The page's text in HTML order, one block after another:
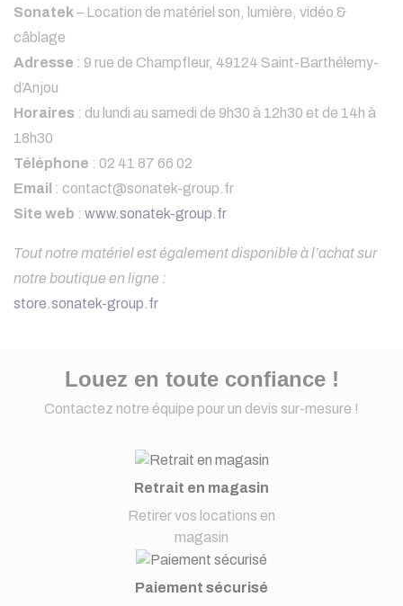
Sonatek– Location de matériel son, lumière, vidéo &
câblage
Adresse : 9 rue de Champfleur, 49124 Saint-Barthélemy-
d’Anjou
Horaires : du lundi au samedi de 9h30 à 12h30 et de 14h à
18h30
Téléphone : 02 41 87 66 02
Email : contact@sonatek-group.fr
Site web : www.sonatek-group.fr
Tout notre matériel est également disponible à l’achat sur
notre boutique en ligne :
store.sonatek-group.fr
Louez en toute confiance !
Contactez notre équipe pour un devis sur-mesure !
Retrait en magasin
Retirer vos locations en
magasin
Paiement sécurisé